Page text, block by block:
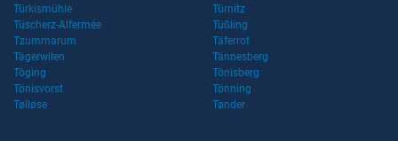
Türkismühle
Türnitz
Tüscherz-Alfermée
Tüßling
Tzummarum
Täferrot
Tägerwilen
Tännesberg
Töging
Tönisberg
Tönisvorst
Tönning
Tølløse
Tønder